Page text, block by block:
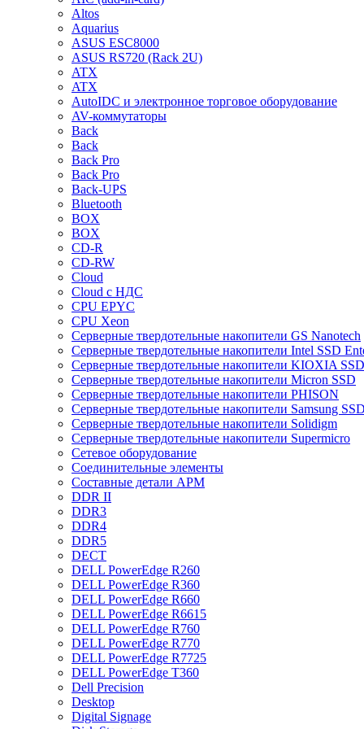
Altos
Aquarius
ASUS ESC8000
ASUS RS720 (Rack 2U)
ATX
ATX
AutoIDC и электронное торговое оборудование
AV-коммутаторы
Back
Back
Back Pro
Back Pro
Back-UPS
Bluetooth
BOX
BOX
CD-R
CD-RW
Cloud
Cloud с НДС
CPU EPYC
CPU Xeon
Cерверные твердотельные накопители GS Nanotech
Cерверные твердотельные накопители Intel SSD
Cерверные твердотельные накопители KIOXIA SSD
Cерверные твердотельные накопители Micron SSD
Cерверные твердотельные накопители PHISON
Cерверные твердотельные накопители Samsung
Cерверные твердотельные накопители Solidigm
Cерверные твердотельные накопители Supermicro
Cетевое оборудование
Cоединительные элементы
Cоставные детали АРМ
DDR II
DDR3
DDR4
DDR5
DECT
DELL PowerEdge R260
DELL PowerEdge R360
DELL PowerEdge R660
DELL PowerEdge R6615
DELL PowerEdge R760
DELL PowerEdge R770
DELL PowerEdge R7725
DELL PowerEdge T360
Dell Precision
Desktop
Digital Signage